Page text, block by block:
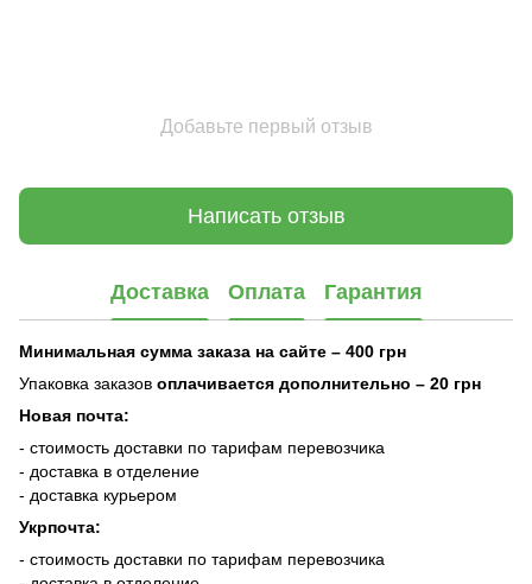
Добавьте первый отзыв
Написать отзыв
Доставка Оплата Гарантия
Минимальная сумма заказа на сайте – 400 грн
Упаковка заказов оплачивается дополнительно – 20 грн
Новая почта:
- стоимость доставки по тарифам перевозчика
- доставка в отделение
- доставка курьером
Укрпочта:
- стоимость доставки по тарифам перевозчика